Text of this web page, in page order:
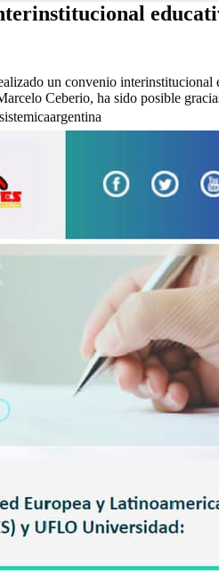
un convenio
Ceberio, ha sido posible